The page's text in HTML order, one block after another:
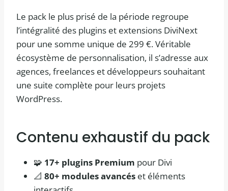
Le pack le plus prisé de la période regroupe
l’intégralité des plugins et extensions DiviNext
pour une somme unique de 299 €. Véritable
écosystème de personnalisation, il s’adresse aux
agences, freelances et développeurs souhaitant
une suite complète pour leurs projets
WordPress.
Contenu exhaustif du pack
🧩 17+ plugins Premium pour Divi
📐 80+ modules avancés et éléments